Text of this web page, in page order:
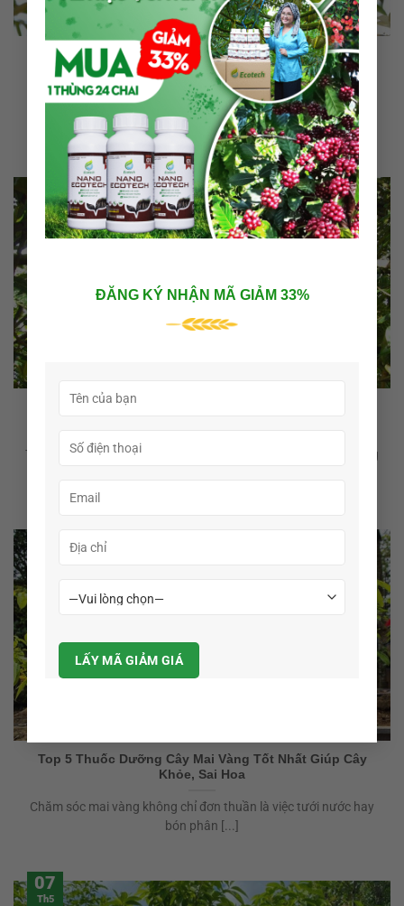
ĐĂNG KÝ NHẬN MÃ GIẢM 33%
Thuốc kích ra hoa đậu quả tối ưu năng suất, hiệu quả
vượt trội
Trong nông nghiệp hiện đại, việc kiểm soát quá trình ra hoa và
đậu quả [...]
Top 3 thuốc dưỡng cây sầu riêng giúp tăng năng suất
Trong canh tác nông nghiệp hiện đại, việc sử dụng thuốc dưỡng
Th5
Top 5 Thuốc Dưỡng Cây Mai Vàng Tốt Nhất Giúp Cây
Khỏe, Sai Hoa
Chăm sóc mai vàng không chỉ đơn thuần là việc tưới nước hay
bón phân [...]
07
Th5